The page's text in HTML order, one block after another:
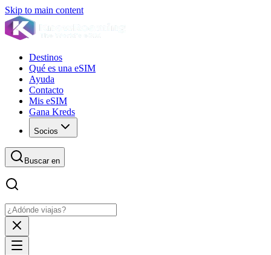
Skip to main content
Destinos
Qué es una eSIM
Ayuda
Contacto
Mis eSIM
Gana Kreds
Socios
Buscar en